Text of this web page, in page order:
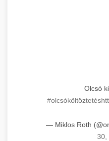
Olcsó
#olcsóköltöztetés
— Miklos Roth
30,